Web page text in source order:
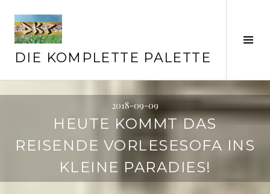
zum
Inhalt
DIE KOMPLETTE PALETTE
2018-09-09
HEUTE KOMMT DAS
REISENDE VORLESESOFA INS
KLEINE PARADIES!